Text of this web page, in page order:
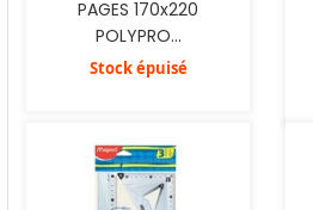
PAGES 170x220
POLYPRO...
Stock épuisé